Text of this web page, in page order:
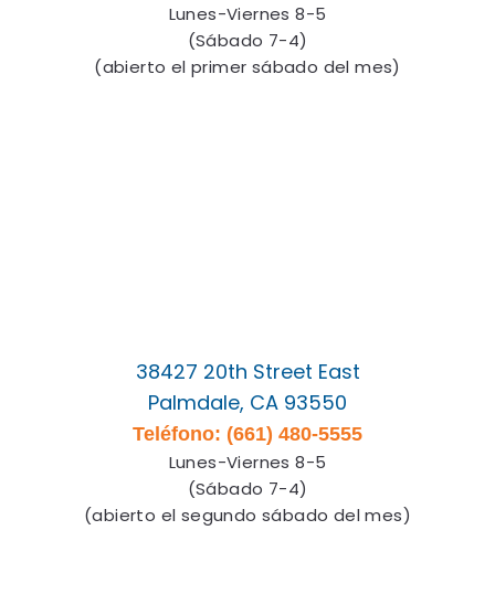
Lunes-Viernes 8-5
(Sábado 7-4)
(abierto el primer sábado del mes)
38427 20th Street East
Palmdale, CA 93550
Teléfono: (661) 480-5555
Lunes-Viernes 8-5
(Sábado 7-4)
(abierto el segundo sábado del mes)